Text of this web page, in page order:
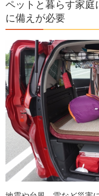
ペットと暮らす家庭
に備えが必要